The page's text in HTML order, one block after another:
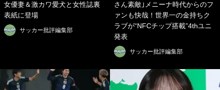
女優妻＆激カワ愛犬と女性誌裏
表紙に登場
サッカー批評編集部
さん素敵｣メニーナ時代からのフ
ァンも快哉！世界一の金持ちク
ラブが“NFCチップ搭載”4thユニ
発表
サッカー批評編集部